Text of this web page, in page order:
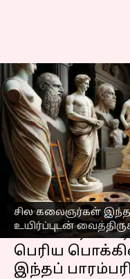
சில கலைஞர்கள்
உயிர்ப்புடன்
எழுதியவர் Vasuki Jul
செய்தி முன்னோட்டம்
ஆப்பிரிக்கக்
கலாச்சாரப்
பெரிய
இந்தப்